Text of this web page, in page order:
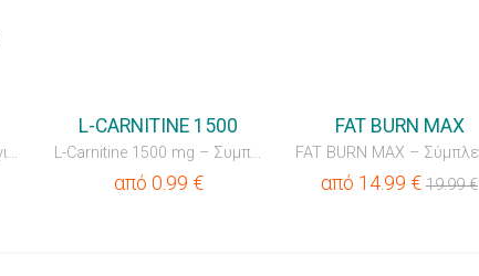
Εκχύλισμα Πράσινου Τσαγιού
L-CARNITINE 1500
L-Carnitine 1500 mg – Συμπυκνωμένο Πόσιμο Ρόφημα με Βιταμ...
από 0.99 €
FAT BURN MAX
από 14.99 € 19.99€